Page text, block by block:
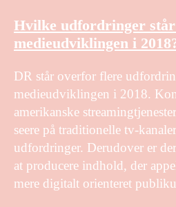
Hvilke udfordringer
medieudviklingen i
DR står overfor flere
medieudviklingen i 2018.
amerikanske
seere på traditionelle tv-
udfordringer. Derudover er
at producere indhold, der
mere digitalt orienteret